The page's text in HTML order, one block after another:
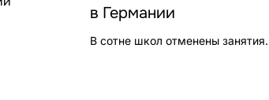
в Германии
В сотне школ отменены занятия.